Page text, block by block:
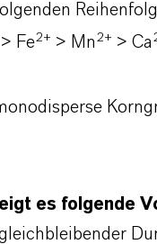
> Fe2+ > Mn 2+ > Ca
es folgende